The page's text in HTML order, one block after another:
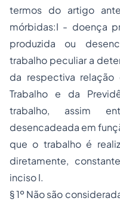
termos do artigo
mórbidas:I - doença
produzida ou
trabalho peculiar a
da respectiva
Trabalho e da
trabalho, assim
desencadeada em
que o trabalho é
diretamente,
inciso I.
§ 1º Não são